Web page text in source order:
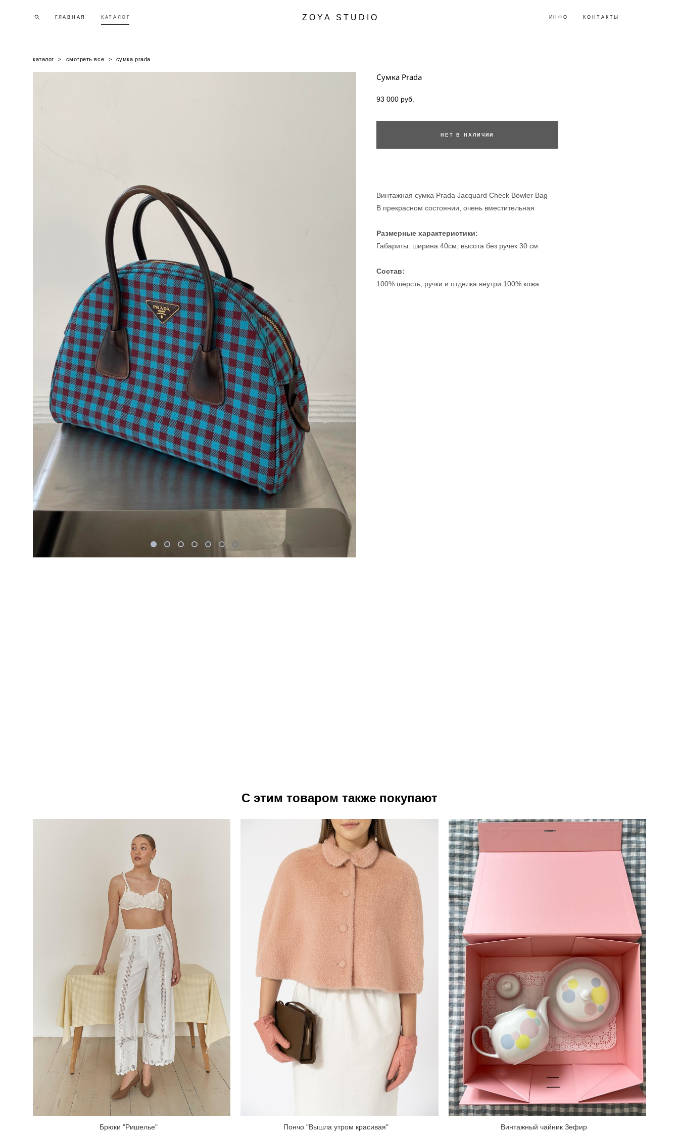
ГЛАВНАЯ КАТАЛОГ Z O Y A S T U D I O ИНФО КОНТАКТЫ
ГЛАВНАЯ КАТАЛОГ Z O Y A S T U D I O ИНФО КОНТАКТЫ
каталог > смотреть все > сумка prada
Сумка Prada
93 000 pуб.
НЕТ В НАЛИЧИИ
Винтажная сумка Prada Jacquard Check Bowler Bag
В прекрасном состоянии, очень вместительная
Размерные характеристики:
Габариты: ширина 40см, высота без ручек 30 см
Состав:
100% шерсть, ручки и отделка внутри 100% кожа
С этим товаром также покупают
Брюки "Ришeлье" Пончо "Вышла утром красивая" Винтажный чайник Зефир